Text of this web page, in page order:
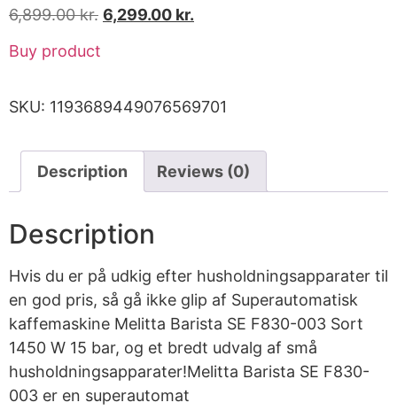
6,899.00kr. 6,299.00 kr.
Buy product
SKU: 1193689449076569701
Description Reviews (0)
Description
Hvis du er på udkig efter husholdningsapparater til
en god pris, så gå ikke glip af Superautomatisk
kaffemaskine Melitta Barista SE F830-003 Sort
1450 W 15 bar, og et bredt udvalg af små
husholdningsapparater!Melitta Barista SE F830-
003 er en superautomat